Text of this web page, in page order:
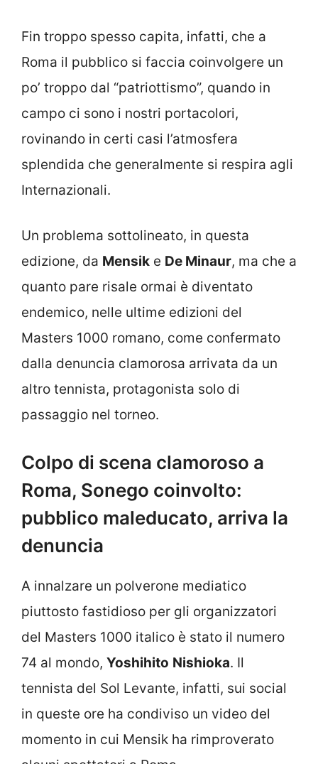
Fin troppo spesso capita, infatti, che a
Roma il pubblico si faccia coinvolgere un
po’ troppo dal “patriottismo”, quando in
campo ci sono i nostri portacolori,
rovinando in certi casi l’atmosfera
splendida che generalmente si respira agli
Internazionali.
Un problema sottolineato, in questa
edizione, da Mensik e De Minaur, ma che a
quanto pare risale ormai è diventato
endemico, nelle ultime edizioni del
Masters 1000 romano, come confermato
dalla denuncia clamorosa arrivata da un
altro tennista, protagonista solo di
passaggio nel torneo.
Colpo di scena clamoroso a
Roma, Sonego coinvolto:
pubblico maleducato, arriva la
denuncia
A innalzare un polverone mediatico
piuttosto fastidioso per gli organizzatori
del Masters 1000 italico è stato il numero
74 al mondo, Yoshihito Nishioka. Il
tennista del Sol Levante, infatti, sui social
in queste ore ha condiviso un video del
momento in cui Mensik ha rimproverato